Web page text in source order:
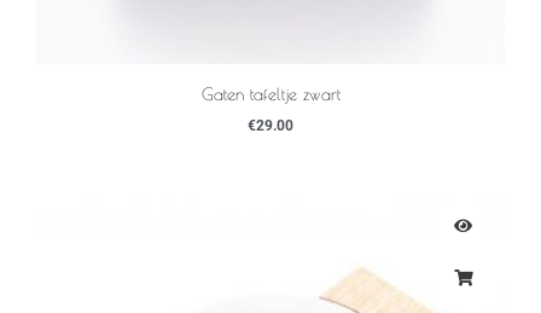
Gaten tafeltje zwart
€29.00